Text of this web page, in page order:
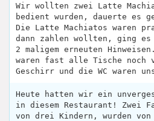
Wir wollten zwei Latte
bedient wurden, dauerte es
Die Latte Machiatos waren
dann zahlen wollten, ging
2 maligem erneuten
waren fast alle Tische noch
Geschirr und die WC waren
Heute hatten wir ein
in diesem Restaurant! Zwei
von drei Kindern, wurden